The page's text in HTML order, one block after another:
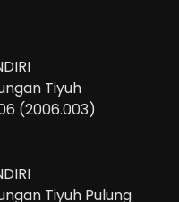
Tiyuh
(2006.003)
Tiyuh Pulung